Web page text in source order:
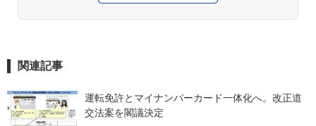
関連記事
運転免許とマイナンバーカード一体化へ。改正道
交法案を閣議決定